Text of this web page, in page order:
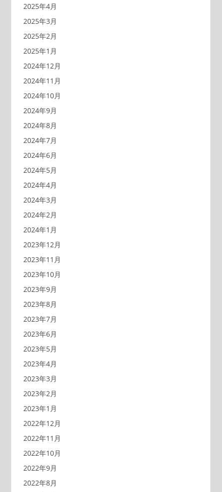
2025年4月
2025年3月
2025年2月
2025年1月
2024年12月
2024年11月
2024年10月
2024年9月
2024年8月
2024年7月
2024年6月
2024年5月
2024年4月
2024年3月
2024年2月
2024年1月
2023年12月
2023年11月
2023年10月
2023年9月
2023年8月
2023年7月
2023年6月
2023年5月
2023年4月
2023年3月
2023年2月
2023年1月
2022年12月
2022年11月
2022年10月
2022年9月
2022年8月